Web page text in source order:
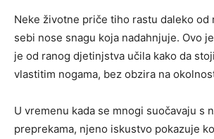
Neke životne priče tiho rastu daleko od
sebi nose snagu koja nadahnjuje. Ovo
je od ranog djetinjstva učila kako da
vlastitim nogama, bez obzira na
U vremenu kada se mnogi suočavaju s
preprekama, njeno iskustvo pokazuje